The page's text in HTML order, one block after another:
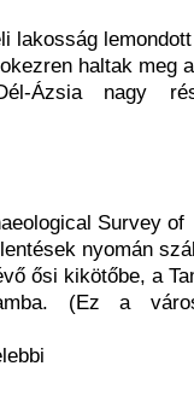
lakosság
haltak meg
Ázsia nagy
Survey of
nyomán
ősi kikötőbe, a
(Ez a